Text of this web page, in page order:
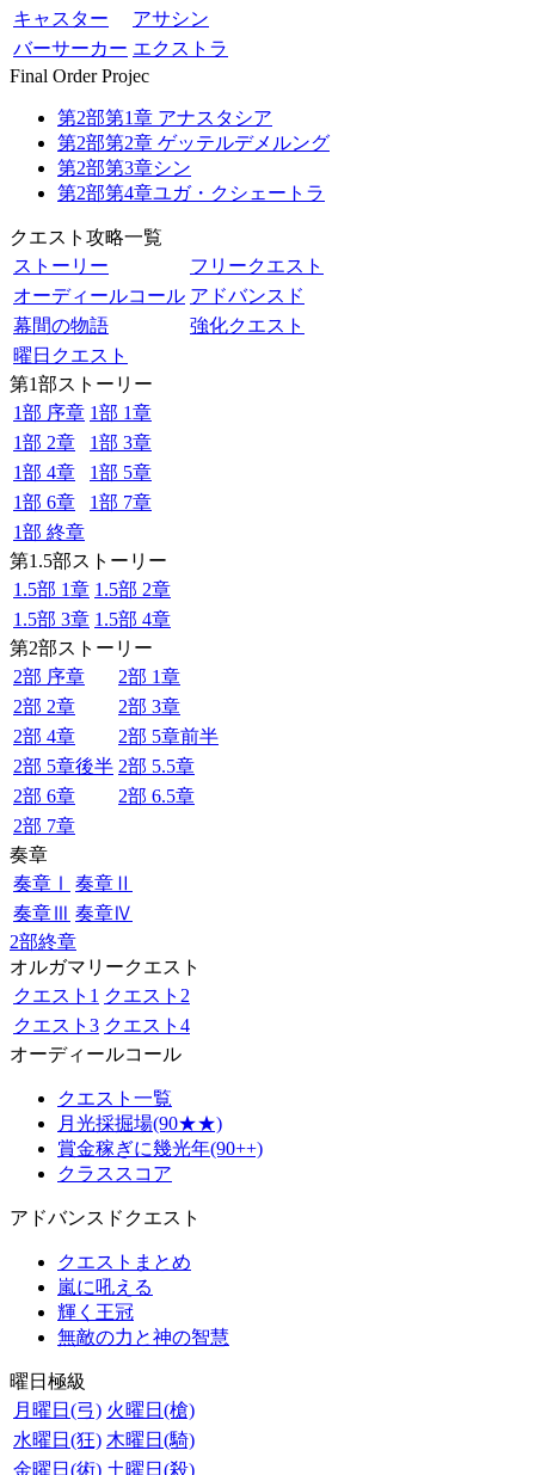
キャスター
アサシン
バーサーカー エクストラ
Final Order Projec
第2部第1章 アナスタシア
第2部第2章 ゲッテルデメルング
第2部第3章シン
第2部第4章ユガ・クシェートラ
クエスト攻略一覧
ストーリー
フリークエスト
オーディールコール アドバンスド
幕間の物語
強化クエスト
曜日クエスト
第1部ストーリー
1部 序章 1部 1章
1部 2章
1部 3章
1部 4章
1部 5章
1部 6章
1部 7章
1部 終章
第1.5部ストーリー
1.5部 1章 1.5部 2章
1.5部 3章 1.5部 4章
第2部ストーリー
2部 序章
2部 1章
2部 2章
2部 3章
2部 4章
2部 5章前半
2部 5章後半 2部 5.5章
2部 6章
2部 6.5章
2部 7章
奏章
奏章Ⅰ
奏章Ⅱ
奏章Ⅲ 奏章Ⅳ
2部終章
オルガマリークエスト
クエスト1 クエスト2
クエスト3 クエスト4
オーディールコール
クエスト一覧
月光採掘場(90★★)
賞金稼ぎに幾光年(90++)
クラススコア
アドバンスドクエスト
クエストまとめ
嵐に吼える
輝く王冠
無敵の力と神の智慧
曜日極級
月曜日(弓) 火曜日(槍)
水曜日(狂) 木曜日(騎)
金曜日(術) 土曜日(殺)